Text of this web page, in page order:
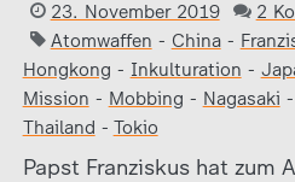
23. November 2019 2
Atomwaffen - China-
Hongkong - Inkulturation -
Mission - Mobbing - Nagasaki -
Thailand - Tokio
Papst Franziskus hat zum